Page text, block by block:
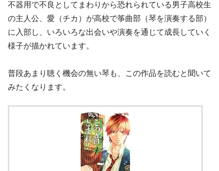
不器用で不良としてまわりから恐れられている男子高校生
の主人公、愛（チカ）が高校で筝曲部（琴を演奏する部）
に入部し、いろいろな出会いや演奏を通じて成長していく
様子が描かれています。
普段あまり聴く機会の無い琴も、この作品を読むと聞いて
みたくなります。